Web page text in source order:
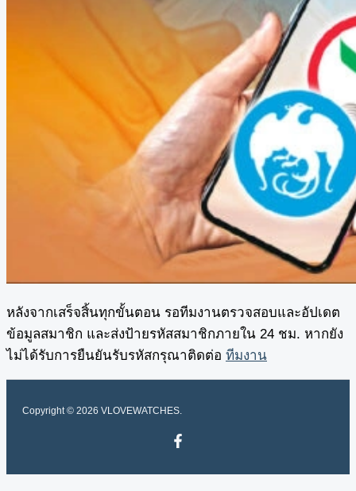
หลังจากเสร็จสิ้นทุกขั้นตอน รอทีมงานตรวจสอบและอัปเดต
ข้อมูลสมาชิก และส่งป้ายรหัสสมาชิกภายใน 24 ชม. หากยัง
ไม่ได้รับการยืนยันรับรหัสกรุณาติดต่อ ทีมงาน
Copyright © 2026 VLOVEWATCHES.